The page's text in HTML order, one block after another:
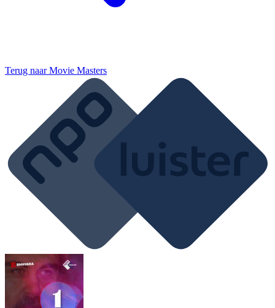
Terug naarMovie Masters